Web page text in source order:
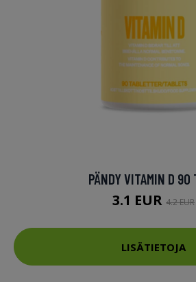
PÄNDY VITAMIN D 90
3.1 EUR 4.2 EUR
LISÄTIETOJA